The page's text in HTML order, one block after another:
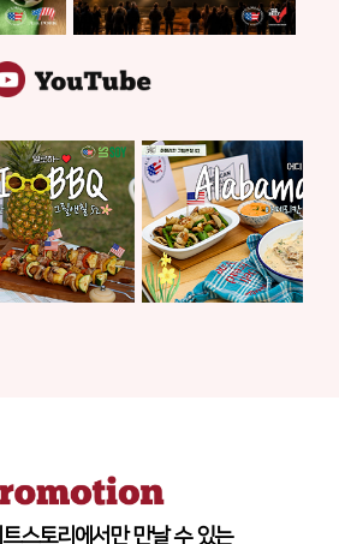
스토리에서만 만날 수 있는